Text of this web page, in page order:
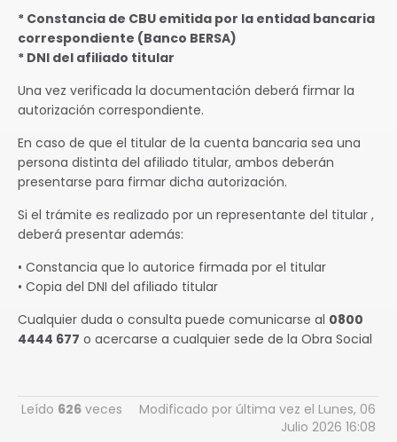
* Constancia de CBU emitida por la entidad bancaria
correspondiente (Banco BERSA)
* DNI del afiliado titular
Una vez verificada la documentación deberá firmar la
autorización correspondiente.
En caso de que el titular de la cuenta bancaria sea una
persona distinta del afiliado titular, ambos deberán
presentarse para firmar dicha autorización.
Si el trámite es realizado por un representante del titular ,
deberá presentar además:
• Constancia que lo autorice firmada por el titular
• Copia del DNI del afiliado titular
Cualquier duda o consulta puede comunicarse al 0800
4444 677 o acercarse a cualquier sede de la Obra Social
Leído 626 veces
Modificado por última vez el Lunes, 06
Julio 2026 16:08